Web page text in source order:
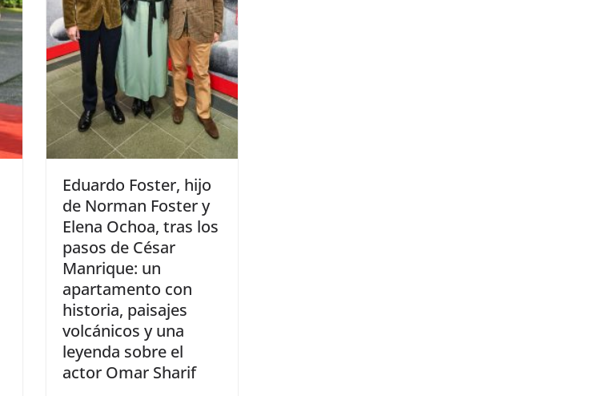
​Eduardo Foster, hijo
de Norman Foster y
Elena Ochoa, tras los
pasos de César
Manrique: un
apartamento con
historia, paisajes
volcánicos y una
leyenda sobre el
actor Omar Sharif